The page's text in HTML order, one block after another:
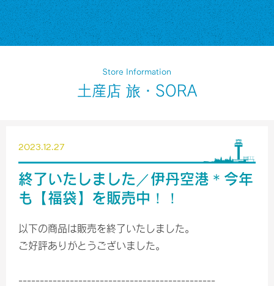
Store Information
土産店 旅・SORA
2023.12.27
終了いたしました／伊丹空港＊今年
も【福袋】を販売中！！
以下の商品は販売を終了いたしました。
ご好評ありがとうございました。
----------------------------------------------